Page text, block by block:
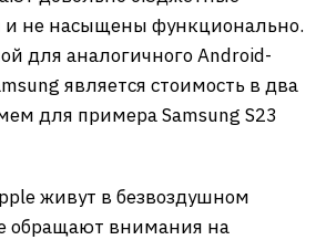
и не насыщены функционально.
для аналогичного Android-
является стоимость в два
для примера Samsung S23
живут в безвоздушном
обращают внимания на